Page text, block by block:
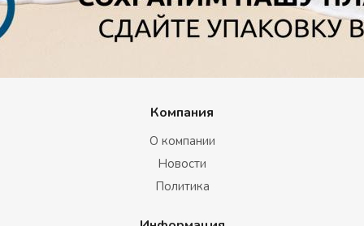
Компания
О компании
Новости
Политика